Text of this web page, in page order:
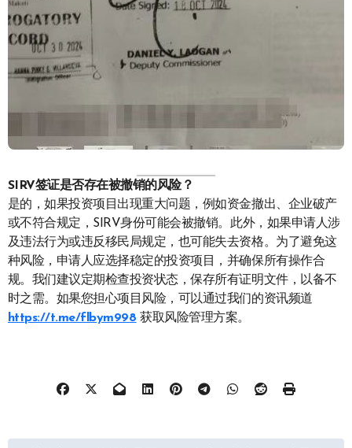
SIRV签证是否存在被撤销的风险？
是的，如果投资项目出现重大问题，例如资金撤出、企业破产
或不符合规定，SIRV身份可能会被撤销。此外，如果申请人涉
及违法行为或违反移民局规定，也可能失去资格。为了避免这
种风险，申请人应选择稳定的投资项目，并确保所有操作合
规。我们建议定期检查投资状态，保存所有证明文件，以备不
时之需。如果您担心项目风险，可以通过我们的资讯频道
https://t.me/flbym998 获取风险管理方案。